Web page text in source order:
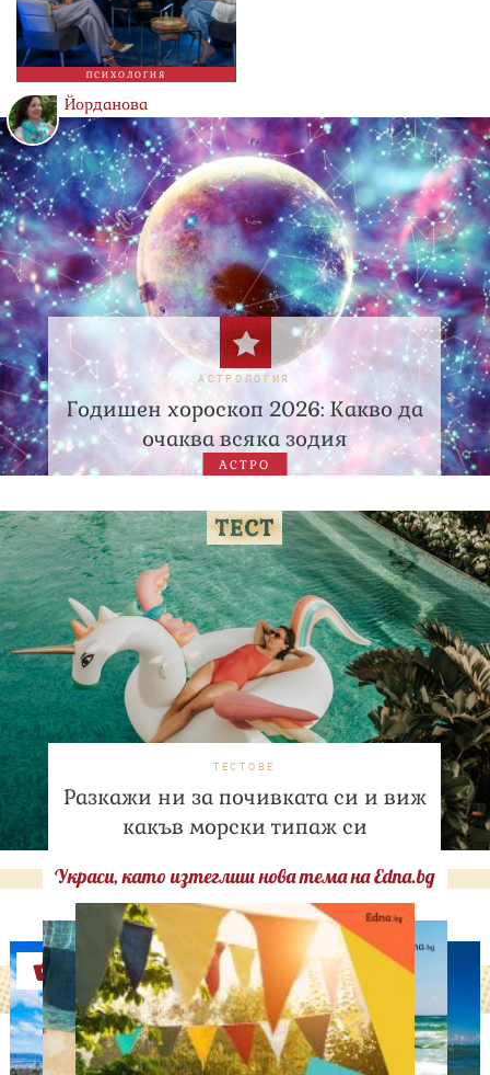
ПСИХОЛОГИЯ
Йорданова
АСТРОЛОГИЯ
Годишен хороскоп 2026: Какво да
очаква всяка зодия
АСТРО
ТЕСТОВЕ
Разкажи ни за почивката си и виж
какъв морски типаж си
Украси, като изтеглиш нова тема на Edna.bg
Оферти
СВОБОДНО ВРЕМЕ